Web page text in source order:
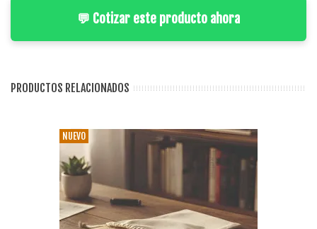
💬 Cotizar este producto ahora
PRODUCTOS RELACIONADOS
NUEVO